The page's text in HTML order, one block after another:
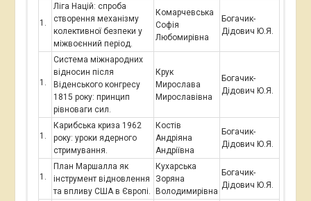
Ліга Націй: спроба
створення механізму
колективної безпеки у
міжвоєнний період.
Комарчевська
Софія
Любомирівна
Богачик-
Дідович Ю.Я.
Система міжнародних
відносин після
Віденського конгресу
1815 року: принцип
рівноваги сил.
Крук
Мирослава
Мирославівна
Богачик-
Дідович Ю.Я.
Карибська криза 1962
року: уроки ядерного
стримування.
Костів
Андріяна
Андріївна
Богачик-
Дідович Ю.Я.
План Маршалла як
інструмент відновлення
та впливу США в Європі.
Кухарська
Зоряна
Володимирівна
Богачик-
Дідович Ю.Я.